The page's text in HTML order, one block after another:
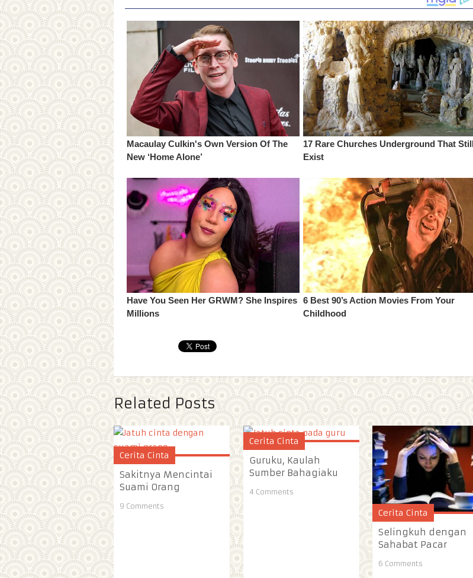
Related Posts
Cerita Cinta
Sakitnya Mencintai
Suami Orang
9 Comments
Cerita Cinta
Guruku, Kaulah
Sumber Bahagiaku
4 Comments
Cerita Cinta
Selingkuh dengan
Sahabat Pacar
6 Comments